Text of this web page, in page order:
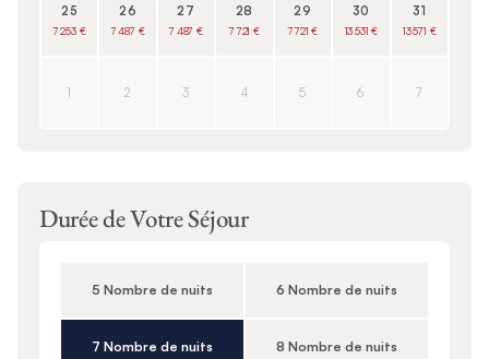
25
7 253 €
26
7 487 €
27
7 487 €
28
7 721 €
29
7 721 €
30
13 531 €
31
13 571 €
1 2 3 4 5 6 7
Durée de Votre Séjour
5 Nombre de nuits 6 Nombre de nuits
7 Nombre de nuits 8 Nombre de nuits